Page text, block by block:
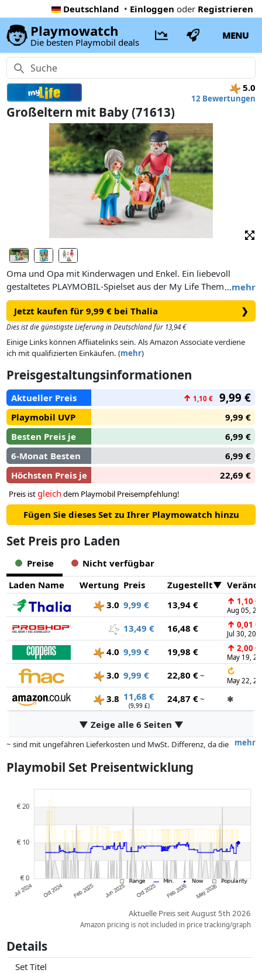
Deutschland • Einloggen oder Registrieren
Playmowatch
Die besten Playmobil deals
MENU
5.0
12 Bewertungen
Großeltern mit Baby (71613)
…mehr
Oma und Opa mit Kinderwagen und Enkel. Ein liebevoll
gestaltetes PLAYMOBIL-Spielset aus der My Life Themenwelt
für kreative Rollenspiele.Nachhaltiger Spielspaß: Alle
Spielsets der PLAYMOBIL My Life Wohnwelt bestehen im
Schnitt zu über 80 % aus recycelten und biobasierten
Materialien.
Jetzt kaufen für 9,99 € bei Thalia ❯
Dies ist die günstigste Lieferung in Deutschland für 13,94 €
Einige Links können Affiiatelinks sein. Als Amazon Associate verdiene
ich mit qualifizierten Einkäufen. (mehr)
Preisgestaltungsinformationen
Aktueller Preis ↑ 1,10 € 9,99 €
Playmobil UVP
9,99 €
Besten Preis je
6,99 €
6-Monat Besten
6,99 €
Höchsten Preis je
22,69 €
Preis istgleich dem Playmobil Preisempfehlung!
Fügen Sie dieses Set zu Ihrer Playmowatch hinzu
Set Preis pro Laden
Preise
Nicht verfügbar
Laden Name
Wertung Preis Zugestellt
3.0 9,99 € 13,94 € ↑ 1,10 €
Aug 05,
13,49 € 16,48 € ↑ 0,01 €
Jul 30,
4.0 9,99 € 19,98 € ↑ 2,00 €
May 19,
3.0 9,99 € 22,80 €~ ↻
May 22,
3.8 11,68 €
(9,99 £)
24,87 €~ ✱
▼ Zeige alle 6 Seiten ▼
mehr
~ sind mit ungefähren Lieferkosten und MwSt. Differenz, da die
abweichen können.
geändert haben. Die Ordnung erfolgt rein nach dem Preis,
Vergütungen durch Partner haben darauf keinerlei Einfluss. Nur bei
Playmobil Set Preisentwicklung
Aktuelle Preis seit August 5th 2026
Amazon pricing is not included in price tracking/graph
Details
Set Titel